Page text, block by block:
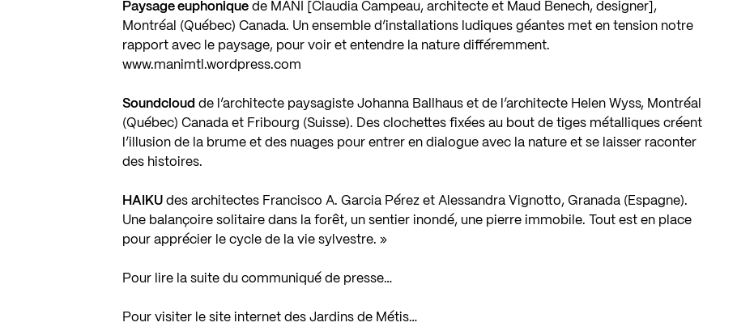
Paysage euphonique de MANI [Claudia Campeau, architecte et Maud Benech, designer],
Montréal (Québec) Canada. Un ensemble d’installations ludiques géantes met en tension notre
rapport avec le paysage, pour voir et entendre la nature différemment.
www.manimtl.wordpress.com
Soundcloud de l’architecte paysagiste Johanna Ballhaus et de l’architecte Helen Wyss, Montréal
(Québec) Canada et Fribourg (Suisse). Des clochettes fixées au bout de tiges métalliques créent
l’illusion de la brume et des nuages pour entrer en dialogue avec la nature et se laisser raconter
des histoires.
HAIKU des architectes Francisco A. Garcia Pérez et Alessandra Vignotto, Granada (Espagne).
Une balançoire solitaire dans la forêt, un sentier inondé, une pierre immobile. Tout est en place
pour apprécier le cycle de la vie sylvestre. »
Pour lire la suite du communiqué de presse…
Pour visiter le site internet des Jardins de Métis…